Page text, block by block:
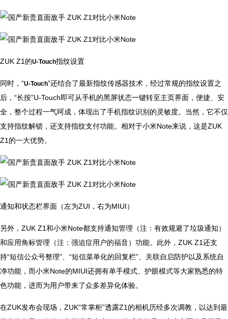
ZUK Z1的U-Touch指纹设置
同时，“U-Touch”还结合了最新指纹传感器技术，经过常规的指纹设置之
后，“长按”U-Touch即可从手机的黑屏状态一键转至主页界面，便捷、安
全，整个过程一气呵成，体现出了手机指纹识别的灵敏度。当然，它不仅
支持指纹解锁，还支持指纹支付功能。相对于小米Note来说，这是ZUK
Z1的一大优势。
通知和状态栏界面（左为ZUI，右为MIUI）
另外，ZUK Z1和小米Note都支持通知管理（注：有效规避了垃圾通知）
和应用角标管理（注：强迫症用户的福音）功能。此外，ZUK Z1还支
持“短信公众号整理”、“短信菜单化的回复栏”、关联自启防护以及系统自
净功能，而小米Note的MIUI还拥有单手模式、护眼模式等大家熟悉的特
色功能，进而为用户带来了众多差异化体验。
在ZUK发布会现场，ZUK“常掌柜”透露Z1的相机历经多次调教，以达到最